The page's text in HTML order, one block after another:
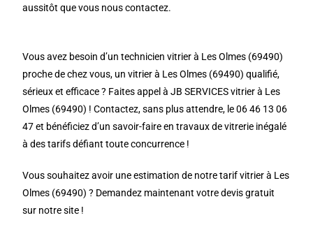
aussitôt que vous nous contactez.
Vous avez besoin d’un technicien vitrier à Les Olmes (69490)
proche de chez vous, un vitrier à Les Olmes (69490) qualifié,
sérieux et efficace ? Faites appel à JB SERVICES vitrier à Les
Olmes (69490) ! Contactez, sans plus attendre, le 06 46 13 06
47 et bénéficiez d’un savoir-faire en travaux de vitrerie inégalé
à des tarifs défiant toute concurrence !
Vous souhaitez avoir une estimation de notre tarif vitrier à Les
Olmes (69490) ? Demandez maintenant votre devis gratuit
sur notre site !